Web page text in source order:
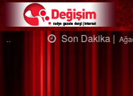
Son Dakika |Ağaçtan düştü…